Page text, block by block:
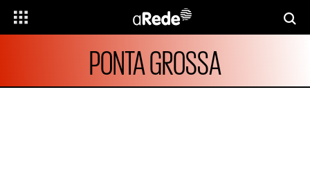
PONTA GROSSA